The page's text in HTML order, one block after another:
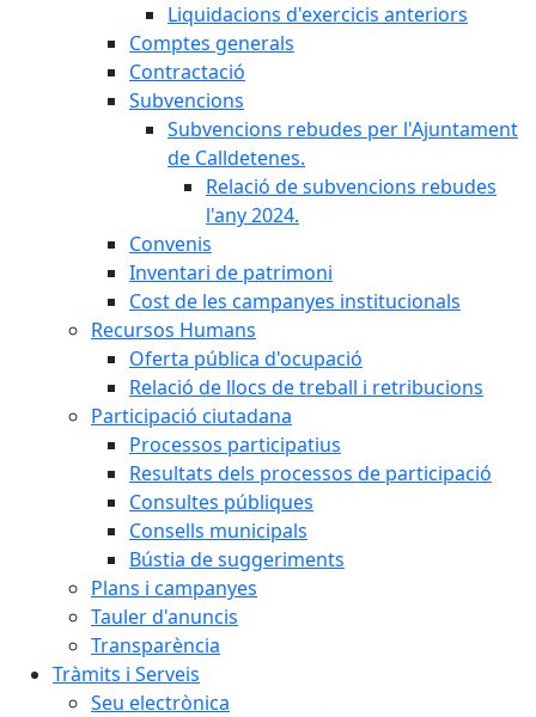
Liquidacions d'exercicis anteriors
Comptes generals
Contractació
Subvencions
Subvencions rebudes per l'Ajuntament
de Calldetenes.
Relació de subvencions rebudes
l'any 2024.
Convenis
Inventari de patrimoni
Cost de les campanyes institucionals
Recursos Humans
Oferta pública d'ocupació
Relació de llocs de treball i retribucions
Participació ciutadana
Processos participatius
Resultats dels processos de participació
Consultes públiques
Consells municipals
Bústia de suggeriments
Plans i campanyes
Tauler d'anuncis
Transparència
Tràmits i Serveis
Seu electrònica